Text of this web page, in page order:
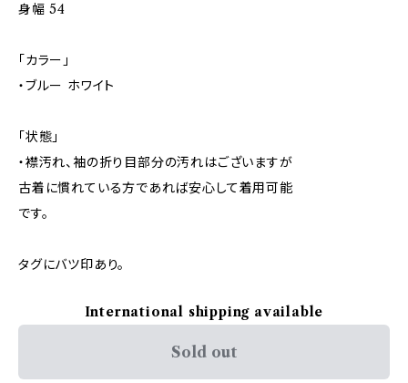
身幅 54
「カラー」
・ブルー ホワイト
「状態」
・襟汚れ、袖の折り目部分の汚れはございますが
古着に慣れている方であれば安心して着用可能
です。
タグにバツ印あり。
International shipping available
Sold out